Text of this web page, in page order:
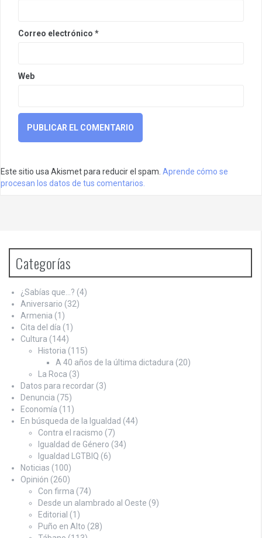
Correo electrónico *
Web
Este sitio usa Akismet para reducir el spam. Aprende cómo se
procesan los datos de tus comentarios.
Categorías
¿Sabías que…? (4)
Aniversario (32)
Armenia (1)
Cita del día (1)
Cultura (144)
Historia (115)
A 40 años de la última dictadura (20)
La Roca (3)
Datos para recordar (3)
Denuncia (75)
Economía (11)
En búsqueda de la Igualdad (44)
Contra el racismo (7)
Igualdad de Género (34)
Igualdad LGTBIQ (6)
Noticias (100)
Opinión (260)
Con firma (74)
Desde un alambrado al Oeste (9)
Editorial (1)
Puño en Alto (28)